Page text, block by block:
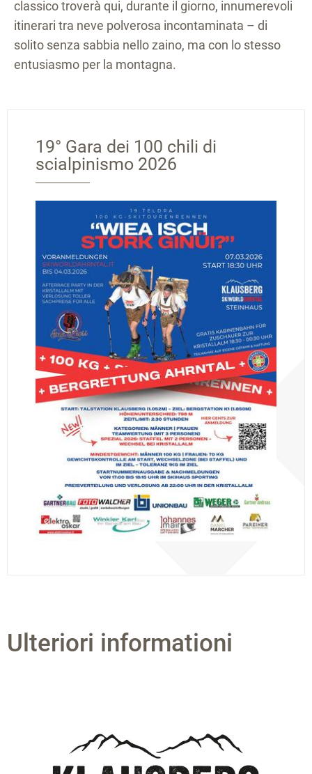
classico troverà qui, durante il giorno, innumerevoli
itinerari tra neve polverosa incontaminata – di
solito senza sabbia nello zaino, ma con lo stesso
entusiasmo per la montagna.
19° Gara dei 100 chili di
scialpinismo 2026
Ulteriori informationi